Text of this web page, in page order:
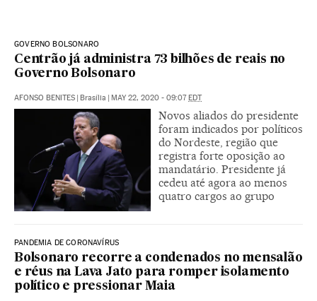
GOVERNO BOLSONARO
Centrão já administra 73 bilhões de reais no
Governo Bolsonaro
AFONSO BENITES Brasília MAY 22, 2020 - 09:07 EDT
Novos aliados do presidente
foram indicados por políticos
do Nordeste, região que
registra forte oposição ao
mandatário. Presidente já
cedeu até agora ao menos
quatro cargos ao grupo
PANDEMIA DE CORONAVÍRUS
Bolsonaro recorre a condenados no mensalão
e réus na Lava Jato para romper isolamento
político e pressionar Maia